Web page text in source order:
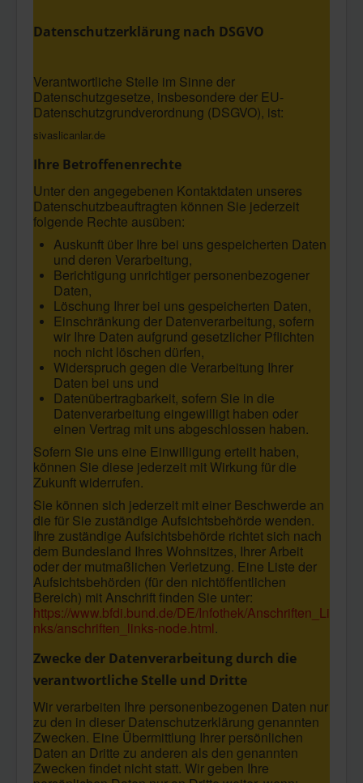
Datenschutzerklärung nach DSGVO
Verantwortliche Stelle im Sinne der
Datenschutzgesetze, insbesondere der EU-
Datenschutzgrundverordnung (DSGVO), ist:
sivaslicanlar.de
Ihre Betroffenenrechte
Unter den angegebenen Kontaktdaten unseres
Datenschutzbeauftragten können Sie jederzeit
folgende Rechte ausüben:
Auskunft über Ihre bei uns gespeicherten Daten
und deren Verarbeitung,
Berichtigung unrichtiger personenbezogener
Daten,
Löschung Ihrer bei uns gespeicherten Daten,
Einschränkung der Datenverarbeitung, sofern
wir Ihre Daten aufgrund gesetzlicher Pflichten
noch nicht löschen dürfen,
Widerspruch gegen die Verarbeitung Ihrer
Daten bei uns und
Datenübertragbarkeit, sofern Sie in die
Datenverarbeitung eingewilligt haben oder
einen Vertrag mit uns abgeschlossen haben.
Sofern Sie uns eine Einwilligung erteilt haben,
können Sie diese jederzeit mit Wirkung für die
Zukunft widerrufen.
Sie können sich jederzeit mit einer Beschwerde an
die für Sie zuständige Aufsichtsbehörde wenden.
Ihre zuständige Aufsichtsbehörde richtet sich nach
dem Bundesland Ihres Wohnsitzes, Ihrer Arbeit
oder der mutmaßlichen Verletzung. Eine Liste der
Aufsichtsbehörden (für den nichtöffentlichen
Bereich) mit Anschrift finden Sie unter:
https://www.bfdi.bund.de/DE/Infothek/Anschriften_Li
nks/anschriften_links-node.html.
Zwecke der Datenverarbeitung durch die
verantwortliche Stelle und Dritte
Wir verarbeiten Ihre personenbezogenen Daten nur
zu den in dieser Datenschutzerklärung genannten
Zwecken. Eine Übermittlung Ihrer persönlichen
Daten an Dritte zu anderen als den genannten
Zwecken findet nicht statt. Wir geben Ihre